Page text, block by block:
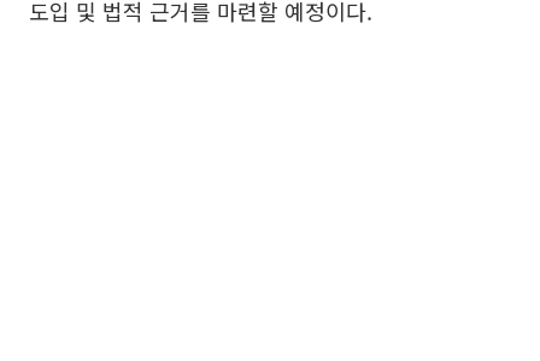
도입 및 법적 근거를 마련할 예정이다.